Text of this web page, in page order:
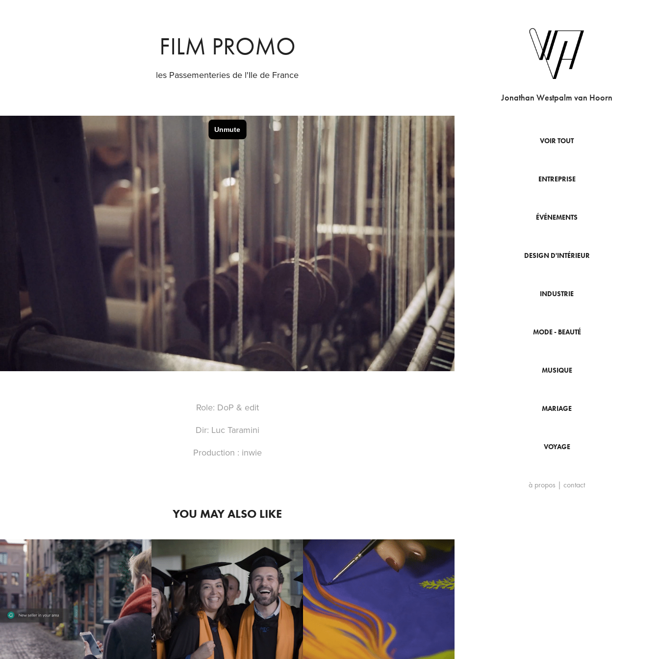
Jonathan Westpalm van Hoorn
VOIR TOUT
ENTREPRISE
ÉVÉNEMENTS
DESIGN D'INTÉRIEUR
INDUSTRIE
MODE - BEAUTÉ
MUSIQUE
MARIAGE
VOYAGE
à propos | contact
FILM PROMO
les Passementeries de l'Ile de France
Role: DoP & edit
Dir: Luc Taramini
Production : inwie
YOU MAY ALSO LIKE
2017
FILM
PROMO
2017
COMMENCEMENT
DAY
TEMPO